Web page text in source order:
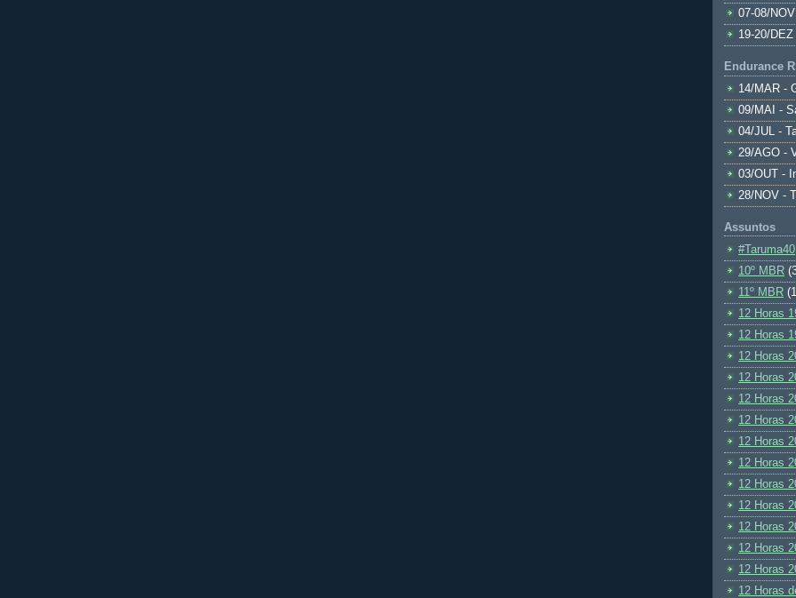
07-08/
19-20/
Endurance
14/MAR -
09/MAI -
04/JUL -
29/AGO -
03/OUT -
28/NOV -
Assuntos
#Taruma40
10º MBR
11º MBR
12 Horas
12 Horas
12 Horas
12 Horas
12 Horas
12 Horas
12 Horas
12 Horas
12 Horas
12 Horas
12 Horas
12 Horas
12 Horas
12 Horas